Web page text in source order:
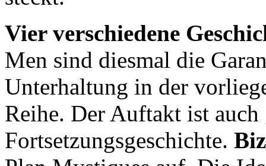
Vier verschiedene
Men sind diesmal die
Unterhaltung in der
Reihe. Der Auftakt ist
Fortsetzungsgeschichte.